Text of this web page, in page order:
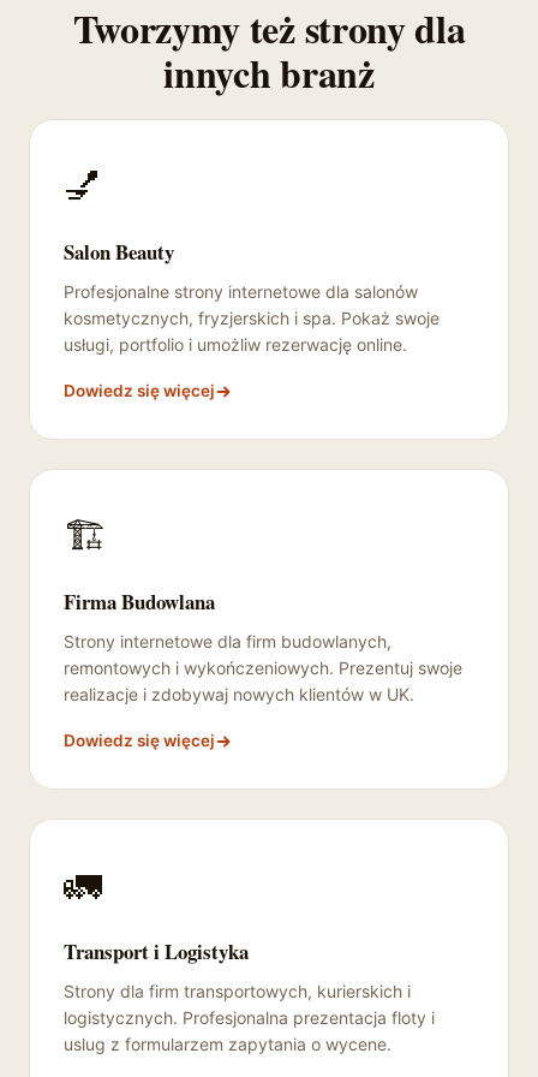
Tworzymy też strony dla
innych branż
💅
Salon Beauty
Profesjonalne strony internetowe dla salonów
kosmetycznych, fryzjerskich i spa. Pokaż swoje
usługi, portfolio i umożliw rezerwację online.
Dowiedz się więcej
🏗️
Firma Budowlana
Strony internetowe dla firm budowlanych,
remontowych i wykończeniowych. Prezentuj swoje
realizacje i zdobywaj nowych klientów w UK.
Dowiedz się więcej
🚛
Transport i Logistyka
Strony dla firm transportowych, kurierskich i
logistycznych. Profesjonalna prezentacja floty i
uslug z formularzem zapytania o wycene.